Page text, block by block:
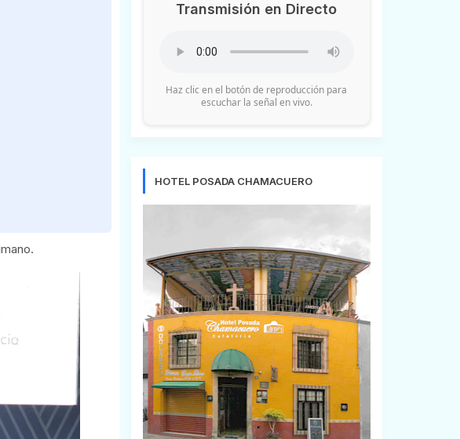
Transmisión en Directo
Haz clic en el botón de reproducción para
escuchar la señal en vivo.
HOTEL POSADA CHAMACUERO